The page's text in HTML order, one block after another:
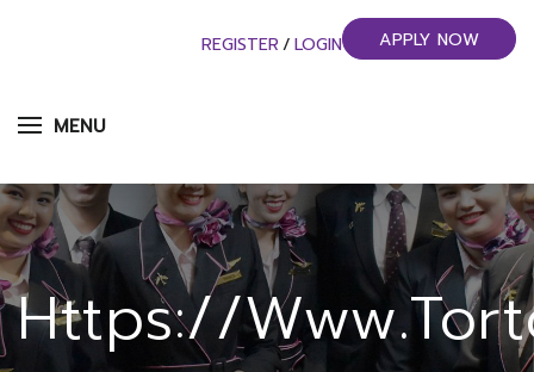
MENU
REGISTER / LOGIN APPLY NOW
Https://